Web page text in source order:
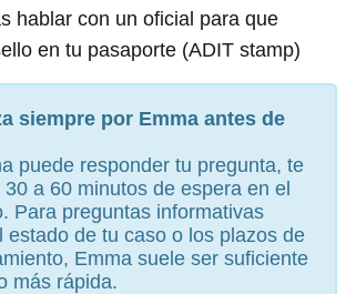
hablar con un oficial para que
en tu pasaporte (ADIT stamp)
siempre por Emma antes de
puede responder tu pregunta, te
30 a 60 minutos de espera en el
Para preguntas informativas
estado de tu caso o los plazos de
Emma suele ser suficiente
más rápida.